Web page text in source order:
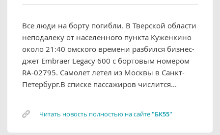
Все люди на борту погибли. В Тверской области
неподалеку от населенного пункта Куженкино
около 21:40 омского времени разбился бизнес-
джет Embraer Legacy 600 с бортовым номером
RA-02795. Самолет летел из Москвы в Санкт-
Петербург.В списке пассажиров числится...
Читать новость полностью на сайте"БК55"